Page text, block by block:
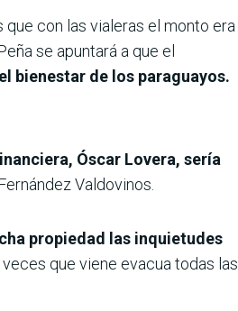
con las vialeras el monto era
se apuntará a que el
bienestar de los paraguayos.
Óscar Lovera, sería
Valdovinos.
propiedad las inquietudes
que viene evacua todas las